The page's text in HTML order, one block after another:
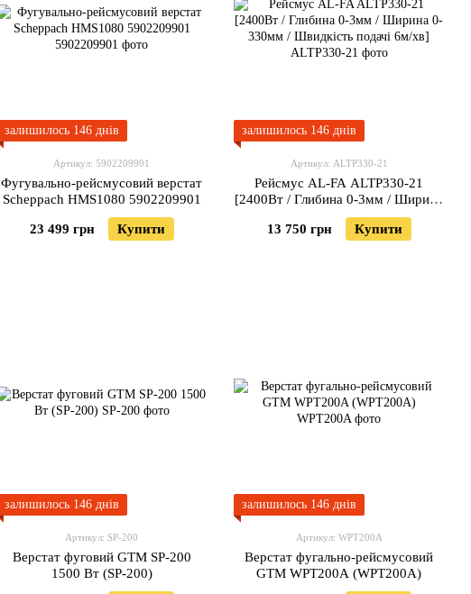
залишилось 146 днів
Артикул: 5902209901
Фугувально-рейсмусовий верстат
Scheppach HMS1080 5902209901
23 499 грн Купити
залишилось 146 днів
Артикул: ALTP330-21
Рейсмус AL-FA ALTP330-21
[2400Вт / Глибина 0-3мм / Ширина
0-330мм / Швидкість подачі 6м/хв]
13 750 грн
Купити
залишилось 146 днів
Артикул: SP-200
Верстат фуговий GTM SP-200
1500 Вт (SP-200)
залишилось 146 днів
Артикул: WPT200A
Верстат фугально-рейсмусовий
GTM WPT200A (WPT200A)